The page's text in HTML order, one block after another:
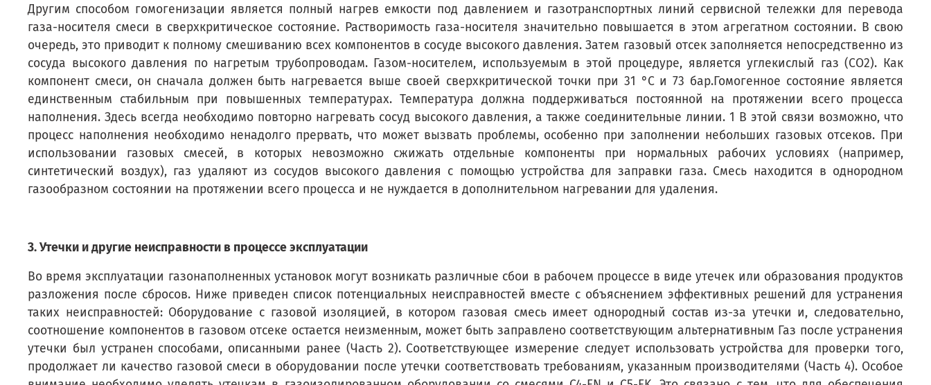
Другим способом гомогенизации является полный нагрев емкости под давлением и газотранспортных линий сервисной тележки для перевода
газа-носителя смеси в сверхкритическое состояние. Растворимость газа-носителя значительно повышается в этом агрегатном состоянии. В свою
очередь, это приводит к полному смешиванию всех компонентов в сосуде высокого давления. Затем газовый отсек заполняется непосредственно из
сосуда высокого давления по нагретым трубопроводам. Газом-носителем, используемым в этой процедуре, является углекислый газ (CO2). Как
компонент смеси, он сначала должен быть нагревается выше своей сверхкритической точки при 31 °C и 73 бар.Гомогенное состояние является
единственным стабильным при повышенных температурах. Температура должна поддерживаться постоянной на протяжении всего процесса
наполнения. Здесь всегда необходимо повторно нагревать сосуд высокого давления, а также соединительные линии. 1 В этой связи возможно, что
процесс наполнения необходимо ненадолго прервать, что может вызвать проблемы, особенно при заполнении небольших газовых отсеков. При
использовании газовых смесей, в которых невозможно сжижать отдельные компоненты при нормальных рабочих условиях (например,
синтетический воздух), газ удаляют из сосудов высокого давления с помощью устройства для заправки газа. Смесь находится в однородном
газообразном состоянии на протяжении всего процесса и не нуждается в дополнительном нагревании для удаления.
3. Утечки и другие неисправности в процессе эксплуатации
Во время эксплуатации газонаполненных установок могут возникать различные сбои в рабочем процессе в виде утечек или образования продуктов
разложения после сбросов. Ниже приведен список потенциальных неисправностей вместе с объяснением эффективных решений для устранения
таких неисправностей: Оборудование с газовой изоляцией, в котором газовая смесь имеет однородный состав из-за утечки и, следовательно,
соотношение компонентов в газовом отсеке остается неизменным, может быть заправлено соответствующим альтернативным Газ после устранения
утечки был устранен способами, описанными ранее (Часть 2). Соответствующее измерение следует использовать устройства для проверки того,
продолжает ли качество газовой смеси в оборудовании после утечки соответствовать требованиям, указанным производителями (Часть 4). Особое